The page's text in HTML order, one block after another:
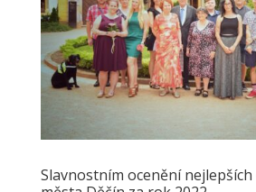
Slavnostním ocenění